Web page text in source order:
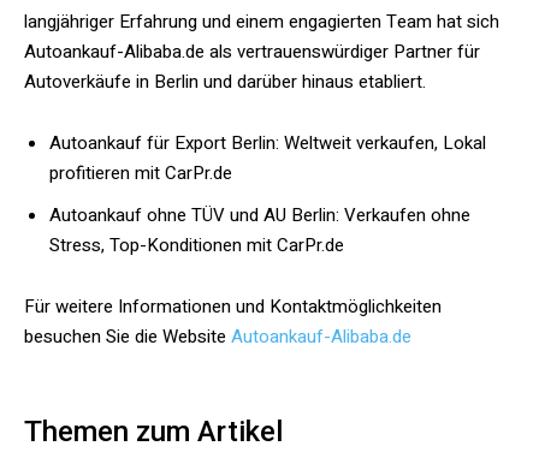
langjähriger Erfahrung und einem engagierten Team hat sich
Autoankauf-Alibaba.de als vertrauenswürdiger Partner für
Autoverkäufe in Berlin und darüber hinaus etabliert.
Autoankauf für Export Berlin: Weltweit verkaufen, Lokal
profitieren mit CarPr.de
Autoankauf ohne TÜV und AU Berlin: Verkaufen ohne
Stress, Top-Konditionen mit CarPr.de
Für weitere Informationen und Kontaktmöglichkeiten
besuchen Sie die Website Autoankauf-Alibaba.de
Themen zum Artikel